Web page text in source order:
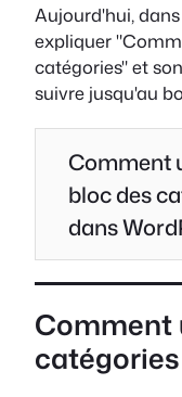
Aujourd'hui,
expliquer
catégories" et
suivre jusqu'au
Comment
bloc des
dans
Comment